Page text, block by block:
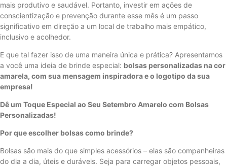
mais produtivo e saudável. Portanto, investir em ações de
conscientização e prevenção durante esse mês é um passo
significativo em direção a um local de trabalho mais empático,
inclusivo e acolhedor.
E que tal fazer isso de uma maneira única e prática? Apresentamos
a você uma ideia de brinde especial: bolsas personalizadas na cor
amarela, com sua mensagem inspiradora e o logotipo da sua
empresa!
Dê um Toque Especial ao Seu Setembro Amarelo com Bolsas
Personalizadas!
Por que escolher bolsas como brinde?
Bolsas são mais do que simples acessórios – elas são companheiras
do dia a dia, úteis e duráveis. Seja para carregar objetos pessoais,